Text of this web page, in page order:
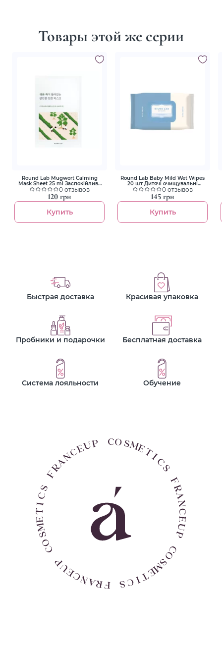
Товары этой же серии
Round Lab Mugwort Calming
Mask Sheet 25 ml Заспокійлива
маска з морським полином
0 отзывов
120 грн
Купить
Round Lab Baby Mild Wet Wipes
20 шт Дитячі очищувальні
серветки0 отзывов
145 грн
Купить
Быстрая доставка Красивая упаковка
Пробники и подарочки Бесплатная доставка
Система лояльности Обучение